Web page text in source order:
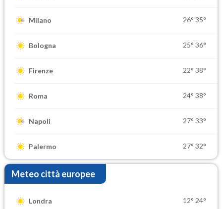
Milano 26° 35°
Bologna 25° 36°
Firenze 22° 38°
Roma 24° 38°
Napoli 27° 33°
Palermo 27° 32°
Meteo città europee
Londra 12° 24°